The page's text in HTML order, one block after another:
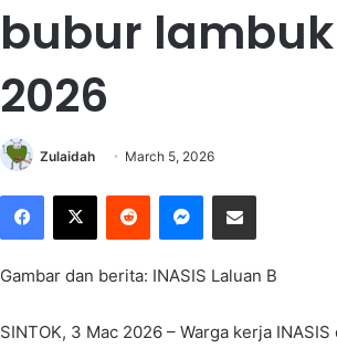
bubur
2026
Zulaidah March 5, 2026
Gambar dan berita: INASIS Laluan B
SINTOK, 3 Mac 2026 – Warga kerja